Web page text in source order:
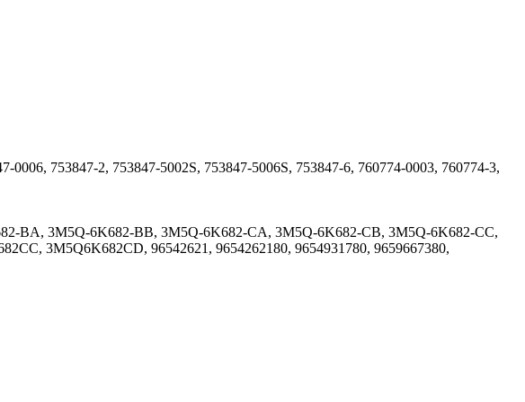
753847-2, 753847-5002S, 753847-5006S, 753847-6, 760774-0003, 760774-3,
BA, 3M5Q-6K682-BB, 3M5Q-6K682-CA, 3M5Q-6K682-CB, 3M5Q-6K682-CC,
3M5Q6K682CD, 96542621, 9654262180, 9654931780, 9659667380,